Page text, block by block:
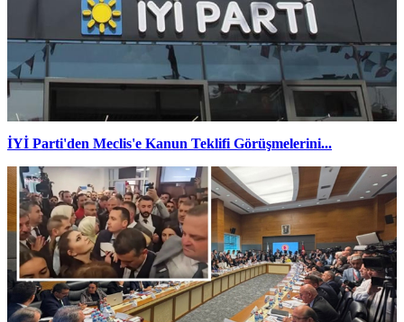
İYİ Parti'den Meclis'e Kanun Teklifi Görüşmelerini...